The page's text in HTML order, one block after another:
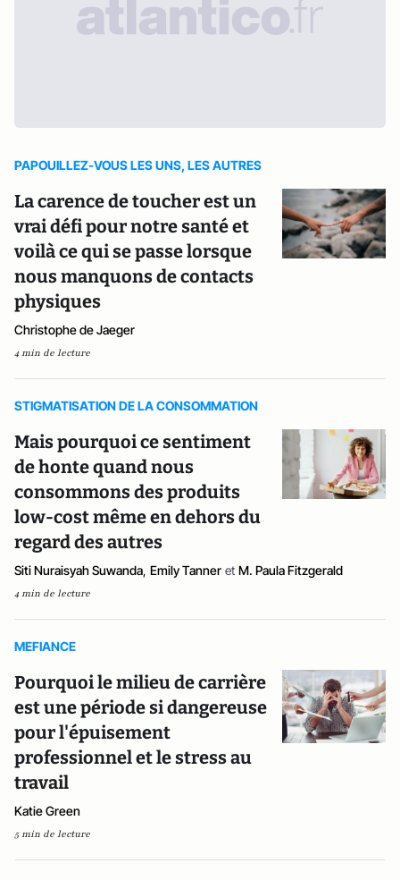
PAPOUILLEZ-VOUS LES UNS, LES AUTRES
La carence de toucher est un
vrai défi pour notre santé et
voilà ce qui se passe lorsque
nous manquons de contacts
physiques
Christophe de Jaeger
4 min de lecture
STIGMATISATION DE LA CONSOMMATION
Mais pourquoi ce sentiment
de honte quand nous
consommons des produits
low-cost même en dehors du
regard des autres
Siti Nuraisyah Suwanda, Emily Tanner et M. Paula Fitzgerald
4 min de lecture
MEFIANCE
Pourquoi le milieu de carrière
est une période si dangereuse
pour l'épuisement
professionnel et le stress au
travail
Katie Green
5 min de lecture